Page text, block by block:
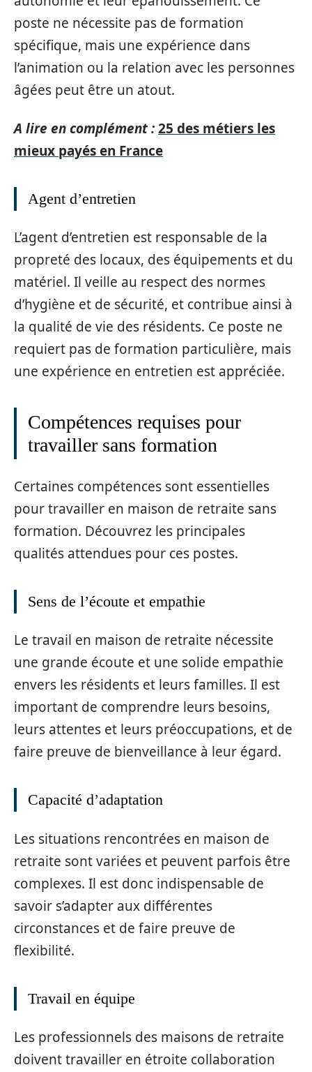
poste ne nécessite pas de formation
spécifique, mais une expérience dans
l’animation ou la relation avec les personnes
âgées peut être un atout.
A lire en complément :25 des métiers les
mieux payés en France
Agent d’entretien
L’agent d’entretien est responsable de la
propreté des locaux, des équipements et du
matériel. Il veille au respect des normes
d’hygiène et de sécurité, et contribue ainsi à
la qualité de vie des résidents. Ce poste ne
requiert pas de formation particulière, mais
une expérience en entretien est appréciée.
Compétences requises pour
travailler sans formation
Certaines compétences sont essentielles
pour travailler en maison de retraite sans
formation. Découvrez les principales
qualités attendues pour ces postes.
Sens de l’écoute et empathie
Le travail en maison de retraite nécessite
une grande écoute et une solide empathie
envers les résidents et leurs familles. Il est
important de comprendre leurs besoins,
leurs attentes et leurs préoccupations, et de
faire preuve de bienveillance à leur égard.
Capacité d’adaptation
Les situations rencontrées en maison de
retraite sont variées et peuvent parfois être
complexes. Il est donc indispensable de
savoir s’adapter aux différentes
circonstances et de faire preuve de
flexibilité.
Travail en équipe
Les professionnels des maisons de retraite
doivent travailler en étroite collaboration